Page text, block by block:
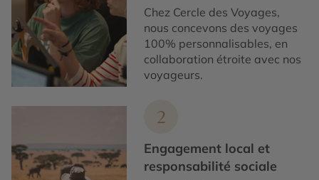
Chez Cercle des Voyages,
nous concevons des voyages
100% personnalisables, en
collaboration étroite avec nos
voyageurs.
2
Engagement local et
responsabilité sociale